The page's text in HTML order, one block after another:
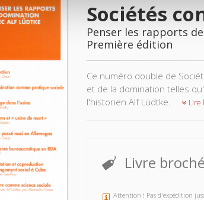
Sociétés
Penser les rapports
Première édition
Ce numéro double de
et de la domination telles
l'historien Alf Lüdtke.
Lire
Livre broché
Attention ! Pas d'expédition